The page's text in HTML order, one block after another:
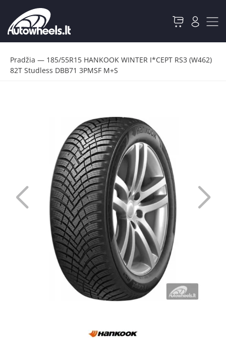
Pradžia — 185/55R15 HANKOOK WINTER I*CEPT RS3 (W462)
82T Studless DBB71 3PMSF M+S